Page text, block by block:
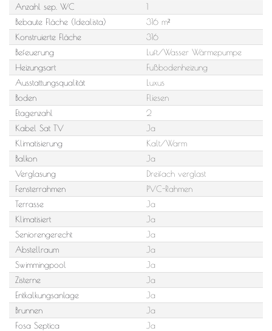
Anzahl sep. WC
1
Bebaute Fläche (Idealista)
316 m²
Konstruierte Fläche
316
Befeuerung
Luft/Wasser Wärmepumpe
Heizungsart
Fußbodenheizung
Ausstattungsqualität
Luxus
Boden
Fliesen
Etagenzahl
2
Kabel Sat TV
Ja
Klimatisierung
Kalt/Warm
Balkon
Ja
Verglasung
Dreifach verglast
Fensterrahmen
PVC-Rahmen
Terrasse
Ja
Klimatisiert
Ja
Seniorengerecht
Ja
Abstellraum
Ja
Swimmingpool
Ja
Zisterne
Ja
Entkalkungsanlage
Ja
Brunnen
Ja
Fosa Septica
Ja